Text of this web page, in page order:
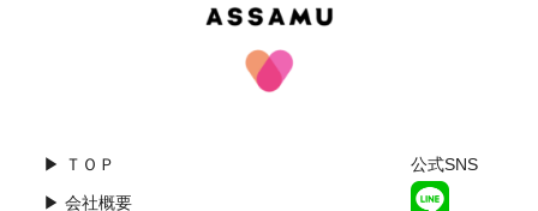
▶ ＴＯＰ
▶ 会社概要
公式SNS